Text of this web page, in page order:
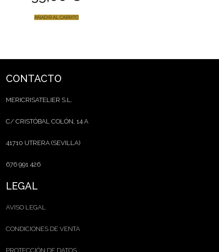
AÑADIR AL CARRITO
CONTACTO
MERICRISATELIER S.L.
C/ CRISTÓBAL COLÓN, 14 A
41710 UTRERA (SEVILLA)
676 991 426
LEGAL
AVISO LEGAL
CONDICIONES DE VENTA
PROTECCIÓN DE DATOS